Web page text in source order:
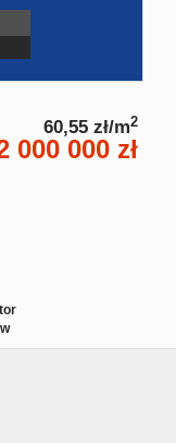
60,55 zł/m2
000 000 zł